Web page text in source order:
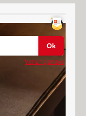
Ver un ejemplo